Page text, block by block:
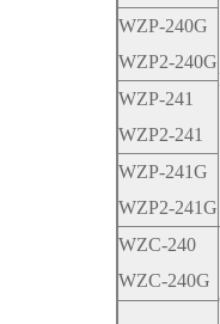
WZP-240G
WZP2-240G
WZP-241
WZP2-241
WZP-241G
WZP2-241G
WZC-240
WZC-240G